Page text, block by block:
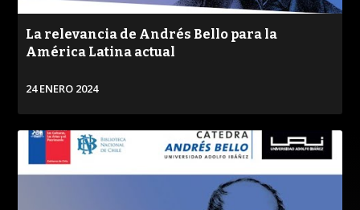
La relevancia de Andrés Bello para la
América Latina actual
24 ENERO 2024
VER